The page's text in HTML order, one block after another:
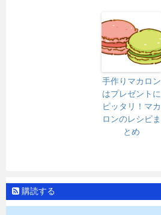
手作りマカロン
はプレゼントに
ピッタリ！マカ
ロンのレシピま
とめ
購読する